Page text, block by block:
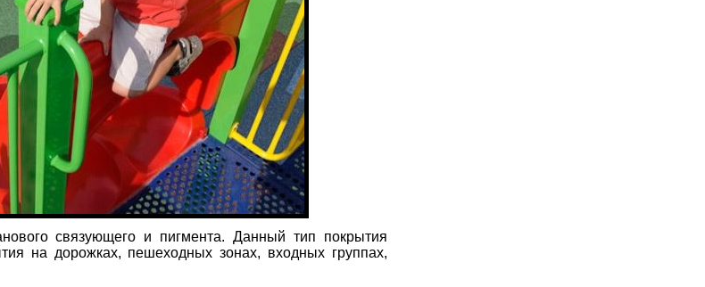
связующего и пигмента. Данный тип покрытия
на дорожках, пешеходных зонах, входных группах,